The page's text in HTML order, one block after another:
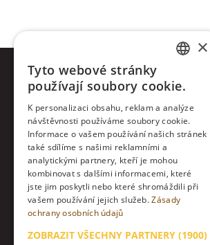
Facebook
Twitter
Instagram
LinkedIn
ENGLISH
×
Tyto webové stránky
používají soubory cookie.
K personalizaci obsahu, reklam a analýze
návštěvnosti používáme soubory cookie.
Informace o vašem používání našich stránek
také sdílíme s našimi reklamními a
analytickými partnery, kteří je mohou
kombinovat s dalšími informacemi, které
jste jim poskytli nebo které shromáždili při
vašem používání jejich služeb.Zásady
ochrany osobních údajů
ZOBRAZIT VŠECHNY PARTNERY (1900)